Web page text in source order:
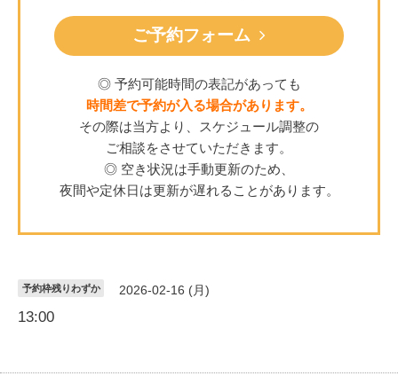
ご予約フォーム
◎ 予約可能時間の表記があっても
時間差で予約が入る場合があります。
その際は当方より、スケジュール調整の
ご相談をさせていただきます。
◎ 空き状況は手動更新のため、
夜間や定休日は更新が遅れることがあります。
予約枠残りわずか 2026-02-16 (月)
13:00